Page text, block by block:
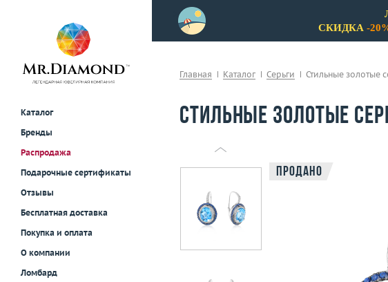
Каталог
Бренды
Распродажа
Подарочные сертификаты
Отзывы
Бесплатная доставка
Покупка и оплата
О компании
Ломбард
примерки!
СКИДКА -
Главная Каталог Серьги Стильные золотые
Стильные золотые
Продано